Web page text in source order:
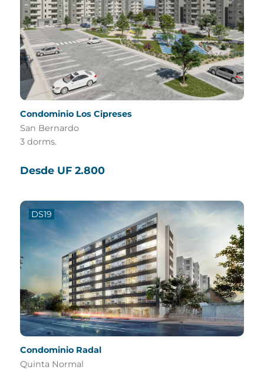
Condominio Los Cipreses
San Bernardo
3 dorms.
Desde UF 2.800
DS19
Condominio Radal
Quinta Normal